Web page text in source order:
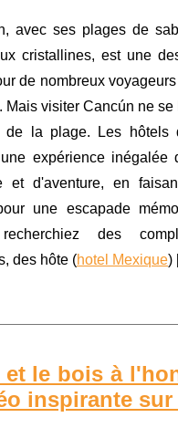
avec ses plages de
cristallines, est une
de nombreux
Mais visiter Cancún ne se
de la plage. Les hôtels
expérience inégalée
et d'aventure, en
une escapade
des
des hôte (hotel Mexique)
et le bois à
inspirante sur